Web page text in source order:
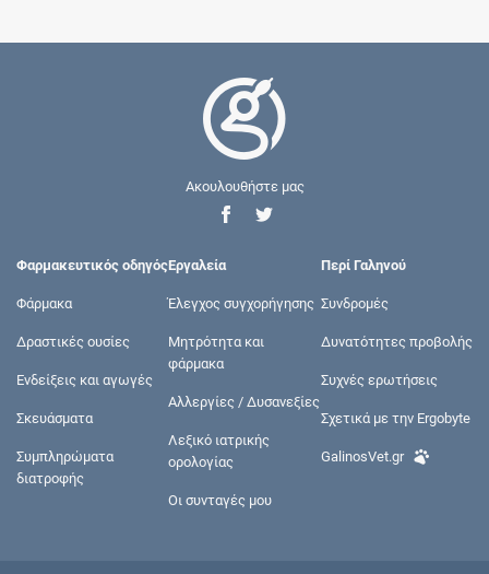
Ακουλουθήστε μας
Φαρμακευτικός οδηγός
Φάρμακα
Δραστικές ουσίες
Ενδείξεις και αγωγές
Σκευάσματα
Συμπληρώματα
διατροφής
Εργαλεία
Έλεγχος συγχορήγησης
Μητρότητα και
φάρμακα
Αλλεργίες / Δυσανεξίες
Λεξικό ιατρικής
ορολογίας
Οι συνταγές μου
Περί Γαληνού
Συνδρομές
Δυνατότητες προβολής
Συχνές ερωτήσεις
Σχετικά με την Ergobyte
GalinosVet.gr